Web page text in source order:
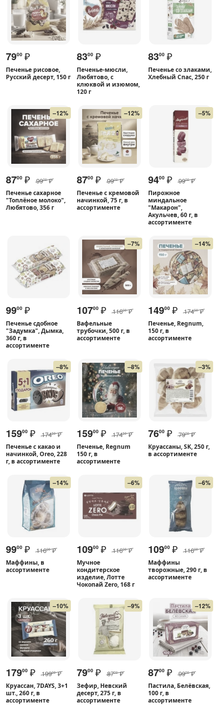
7900 ₽
Печенье рисовое,
Русский десерт, 150 г
8300 ₽
Печенье-мюсли,
Любятово, с
клюквой и изюмом,
120 г
8300 ₽
Печенье со злаками,
Хлебный Спас, 250 г
–12%
8700 ₽ 9900 ₽
Печенье сахарное
"Топлёное молоко",
Любятово, 356 г
–12%
8700 ₽ 9900 ₽
Печенье с кремовой
начинкой, 75 г, в
ассортименте
–5%
9400 ₽ 9900 ₽
Пирожное
миндальное
"Макарон",
Акульчев, 60 г, в
ассортименте
9900 ₽
Печенье сдобное
"Задумка", Дымка,
360 г, в
ассортименте
–7%
10700 ₽ 11600 ₽
Вафельные
трубочки, 500 г, в
ассортименте
–14%
14900 ₽ 17450 ₽
Печенье, Regnum,
150 г, в
ассортименте
–8%
15900 ₽ 17450 ₽
Печенье с какао и
начинкой, Oreo, 228
г, в ассортименте
–8%
15900 ₽ 17450 ₽
Печенье, Regnum
150 г, в
ассортименте
–3%
7600 ₽ 7900 ₽
Круассаны, SK, 250 г,
в ассортименте
–14%
9900 ₽ 11600 ₽
Маффины, в
ассортименте
–6%
10900 ₽ 11600 ₽
Мучное
кондитерское
изделие, Лотте
Чокопай Zero, 168 г
–6%
10900 ₽ 11600 ₽
Маффины
творожные, 290 г, в
ассортименте
–10%
17900 ₽ 19900 ₽
Круассан, 7DAYS, 3+1
шт., 260 г, в
ассортименте
–9%
7900 ₽ 8700 ₽
Зефир, Невский
десерт, 275 г, в
ассортименте
–12%
8700 ₽ 9900 ₽
Пастила, Белёвская,
100 г, в
ассортименте